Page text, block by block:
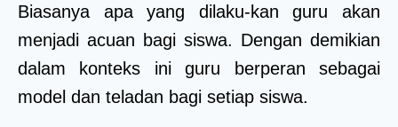
Biasanya apa yang dilaku-kan guru akan
menjadi acuan bagi siswa. Dengan demikian
dalam konteks ini guru berperan sebagai
model dan teladan bagi setiap siswa.